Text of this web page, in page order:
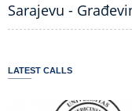
Sarajevu -
LATEST CALLS